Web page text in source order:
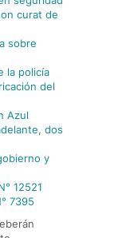
curat de
sobre
la policía
del
Azul
dos
y
12521
7395